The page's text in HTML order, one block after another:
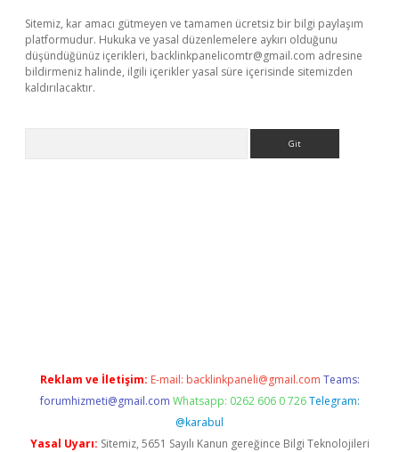
Sitemiz, kar amacı gütmeyen ve tamamen ücretsiz bir bilgi paylaşım
platformudur. Hukuka ve yasal düzenlemelere aykırı olduğunu
düşündüğünüz içerikleri, backlinkpanelicomtr@gmail.com adresine
bildirmeniz halinde, ilgili içerikler yasal süre içerisinde sitemizden
kaldırılacaktır.
Reklam ve İletişim: E-mail: backlinkpaneli@gmail.com Teams:
forumhizmeti@gmail.com Whatsapp: 0262 606 0 726 Telegram:
@karabul
Yasal Uyarı: Sitemiz, 5651 Sayılı Kanun gereğince Bilgi Teknolojileri